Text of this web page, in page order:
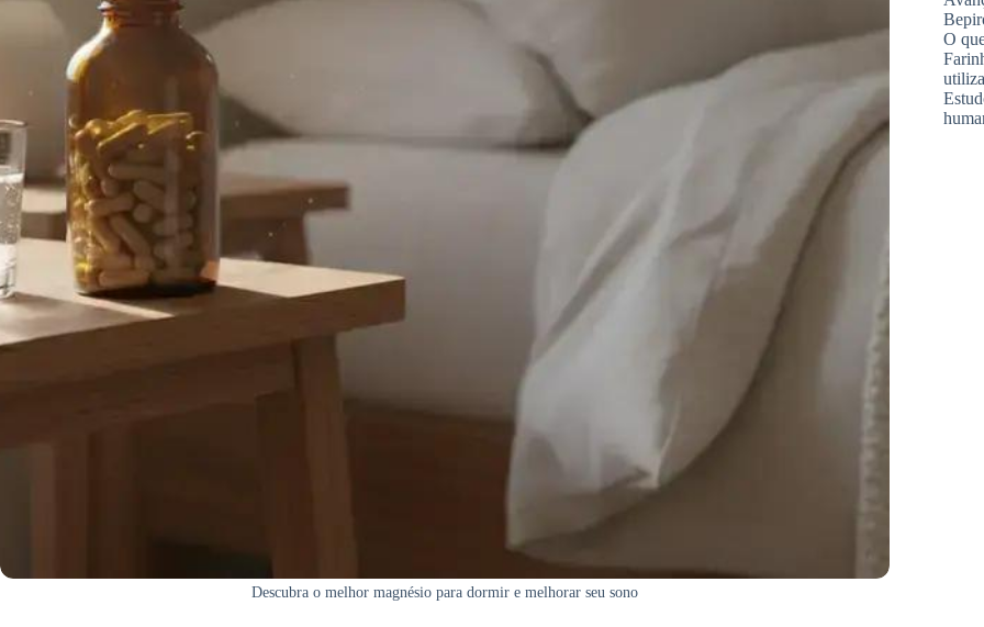
Descubra o melhor magnésio para dormir e melhorar seu sono
O